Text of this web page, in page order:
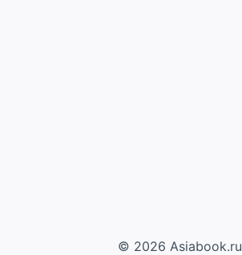
© 2026 Asiabook.ru